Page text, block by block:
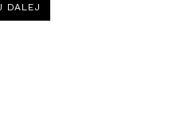
DALEJ